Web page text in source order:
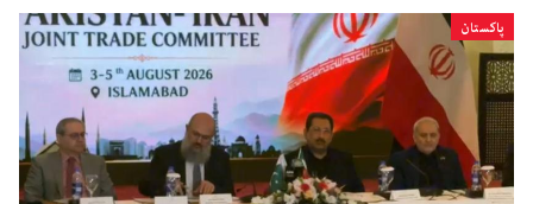
پاکستان